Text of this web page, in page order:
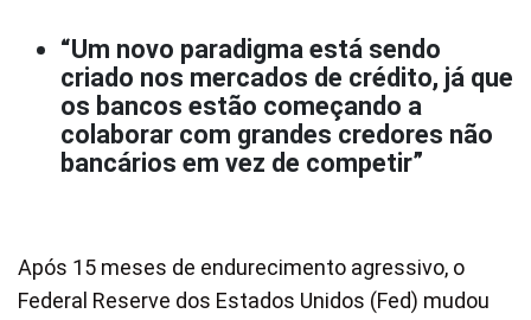
“Um novo paradigma está sendo
criado nos mercados de crédito, já que
os bancos estão começando a
colaborar com grandes credores não
bancários em vez de competir”
Após 15 meses de endurecimento agressivo, o
Federal Reserve dos Estados Unidos (Fed) mudou